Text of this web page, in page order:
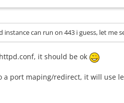
can run on 443 i guess, let me
it should be ok
a port maping/redirect, it will use